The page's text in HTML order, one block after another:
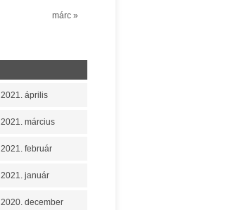
márc »
2021. április
2021. március
2021. február
2021. január
2020. december